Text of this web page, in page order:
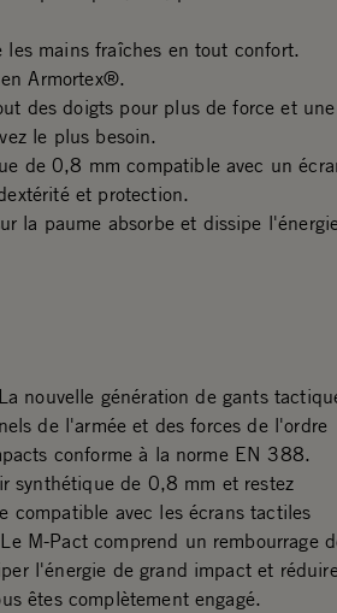
les mains fraîches en tout confort.
Armortex®.
des doigts pour plus de force et
le plus besoin.
de 0,8 mm compatible avec un
et protection.
la paume absorbe et dissipe
nouvelle génération de gants
de l'armée et des forces de l'ordre
conforme à la norme EN 388.
synthétique de 0,8 mm et restez
compatible avec les écrans tactiles
M-Pact comprend un rembourrage
l'énergie de grand impact et
êtes complètement engagé.